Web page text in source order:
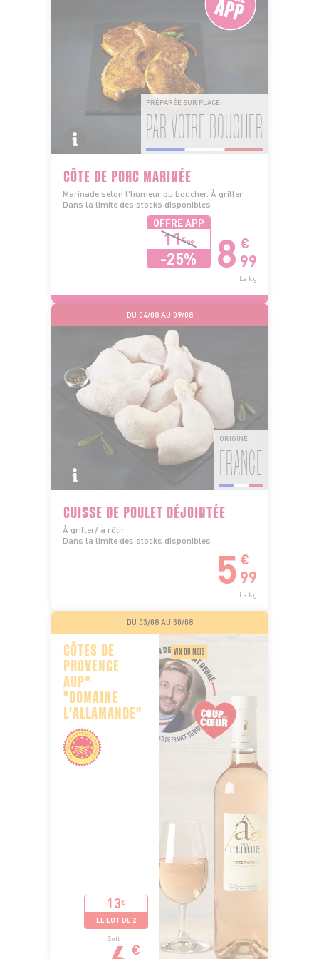
PRÉPARÉE SUR PLACE
PAR VOTRE BOUCHER
CÔTE DE PORC MARINÉE
Marinade selon l'humeur du boucher. À griller
Dans la limite des stocks disponibles
OFFRE APP
11€99
-25% 8 €
99
Le kg
DU 04/08 AU 09/08
ORIGINE
FRANCE
CUISSE DE POULET DÉJOINTÉE
À griller/ à rôtir
Dans la limite des stocks disponibles
5 €
99
Le kg
DU 03/08 AU 30/08
CÔTES DE
PROVENCE
AOP*
"DOMAINE
L'ALLAMANDE"
13€
LE LOT DE 2
Soit
€
VIN DU MOIS